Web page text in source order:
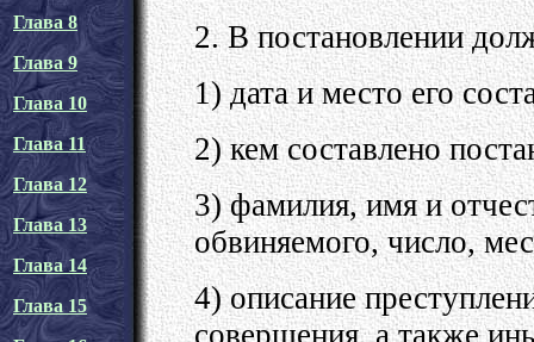
Глава 8
Глава 9
Глава 10
Глава 11
Глава 12
Глава 13
Глава 14
Глава 15
2. В постановлении
1) дата и место его
2) кем составлено
3) фамилия, имя и
обвиняемого, число,
4) описание
совершения, а также